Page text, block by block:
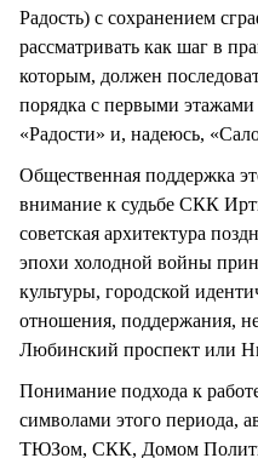
Радость) с сохранением
рассматривать как шаг в
которым, должен
порядка с первыми
«Радости» и, надеюсь,
Общественная поддержка
внимание к судьбе СКК
советская архитектура
эпохи холодной войны
культуры, городской
отношения, поддержания,
Любинский проспект или
Понимание подхода к
символами этого периода,
ТЮЗом, СКК, Домом